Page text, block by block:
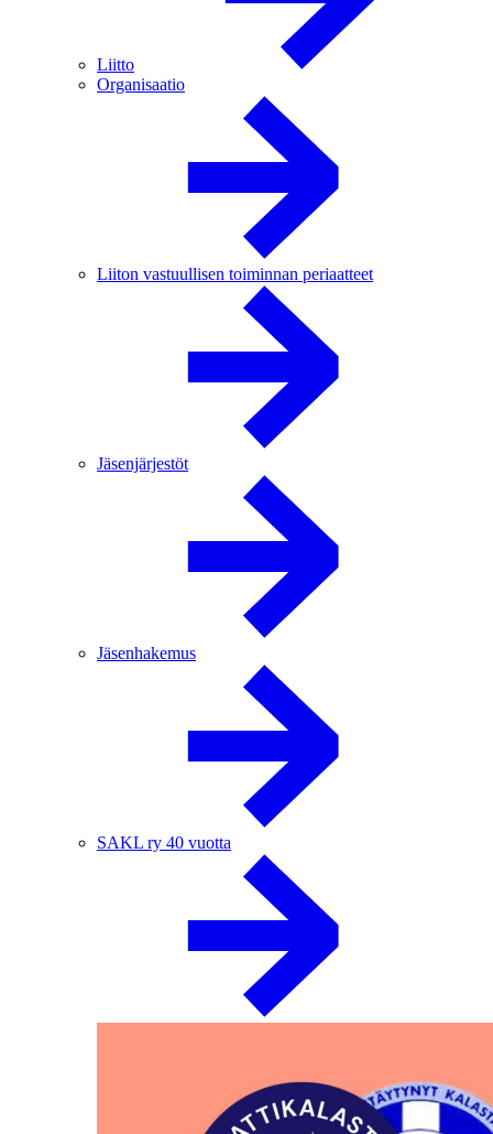
Liitto
Organisaatio
Liiton vastuullisen toiminnan periaatteet
Jäsenjärjestöt
Jäsenhakemus
SAKL ry 40 vuotta